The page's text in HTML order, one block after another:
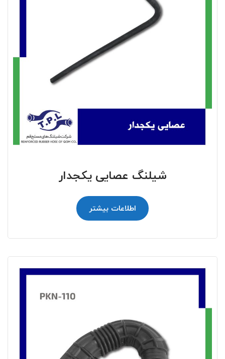
شیلنگ عصایی یکجدار
اطلاعات بیشتر